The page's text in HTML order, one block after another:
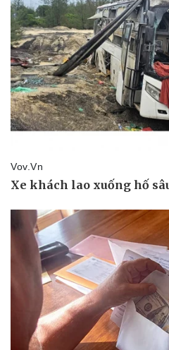
Pháp luật
Tin nóng
Tư vấn luật